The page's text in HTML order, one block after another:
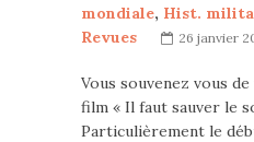
mondiale, Hist.
Revues
26 janvier
Vous souvenez vous
film « Il faut sauver le
Particulièrement le